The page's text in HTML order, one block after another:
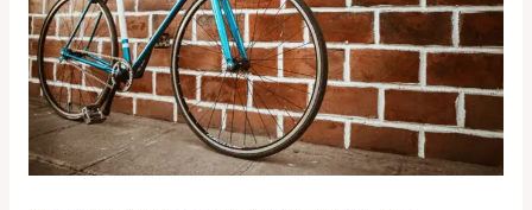
Ihr
Fahrrad